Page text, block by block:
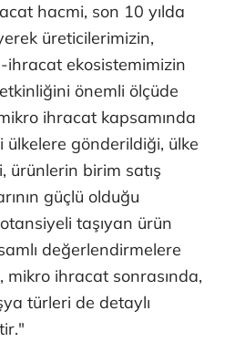
hacmi, son 10 yılda
üreticilerimizin,
ihracat ekosistemimizin
önemli ölçüde
ihracat kapsamında
gönderildiği, ülke
ürünlerin birim satış
güçlü olduğu
taşıyan ürün
değerlendirmelere
mikro ihracat sonrasında,
türleri de detaylı